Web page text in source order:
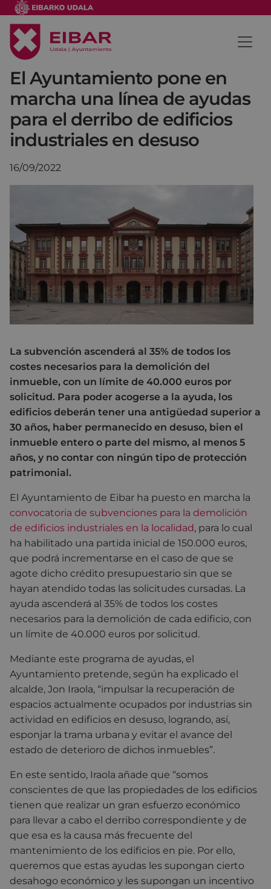
El Ayuntamiento pone en
marcha una línea de ayudas
para el derribo de edificios
industriales en desuso
16/09/2022
La subvención ascenderá al 35% de todos los
costes necesarios para la demolición del
inmueble, con un límite de 40.000 euros por
solicitud. Para poder acogerse a la ayuda, los
edificios deberán tener una antigüedad superior a
30 años, haber permanecido en desuso, bien el
inmueble entero o parte del mismo, al menos 5
años, y no contar con ningún tipo de protección
patrimonial.
El Ayuntamiento de Eibar ha puesto en marcha la
convocatoria de subvenciones para la demolición
de edificios industriales en la localidad, para lo cual
ha habilitado una partida inicial de 150.000 euros,
que podrá incrementarse en el caso de que se
agote dicho crédito presupuestario sin que se
hayan atendido todas las solicitudes cursadas. La
ayuda ascenderá al 35% de todos los costes
necesarios para la demolición de cada edificio, con
un límite de 40.000 euros por solicitud.
Mediante este programa de ayudas, el
Ayuntamiento pretende, según ha explicado el
alcalde, Jon Iraola, “impulsar la recuperación de
espacios actualmente ocupados por industrias sin
actividad en edificios en desuso, logrando, así,
esponjar la trama urbana y evitar el avance del
estado de deterioro de dichos inmuebles”.
En este sentido, Iraola añade que “somos
conscientes de que las propiedades de los edificios
tienen que realizar un gran esfuerzo económico
para llevar a cabo el derribo correspondiente y de
que esa es la causa más frecuente del
mantenimiento de los edificios en pie. Por ello,
queremos que estas ayudas les supongan cierto
desahogo económico y les supongan un incentivo